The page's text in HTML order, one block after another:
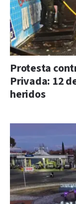
Protesta
Privada: 12
heridos